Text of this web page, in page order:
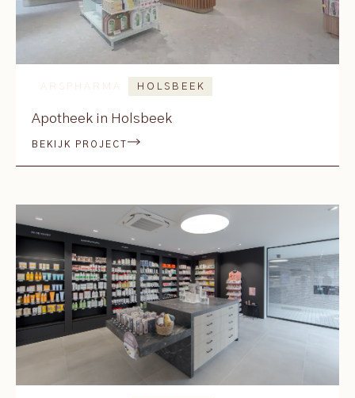
ARSPHARMA HOLSBEEK
Apotheek in Holsbeek
BEKIJK PROJECT